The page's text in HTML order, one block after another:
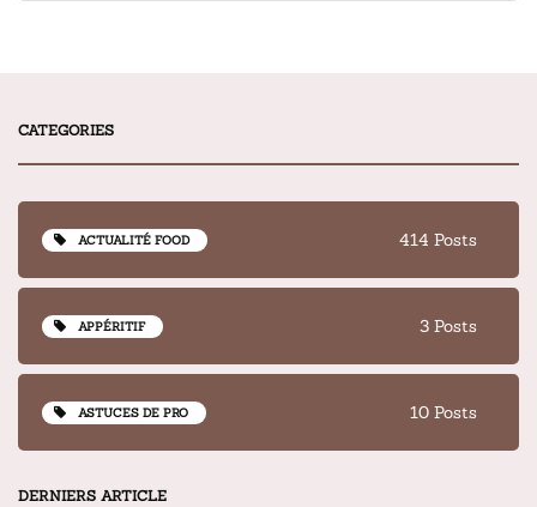
CATEGORIES
ACTUALITÉ FOOD 414 Posts
APPÉRITIF 3 Posts
ASTUCES DE PRO 10 Posts
DERNIERS ARTICLE